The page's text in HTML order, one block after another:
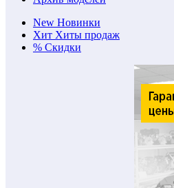
New Новинки
Хит Хиты продаж
% Скидки